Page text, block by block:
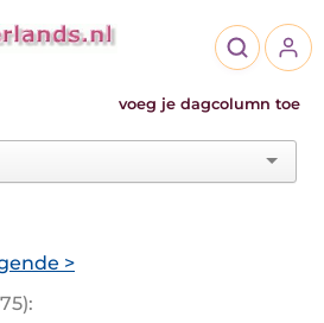
voeg je dagcolumn toe
>